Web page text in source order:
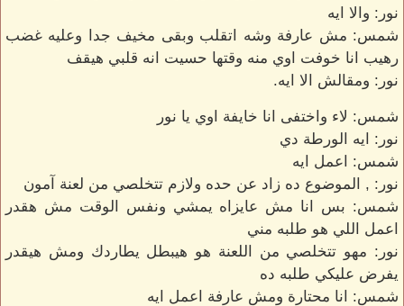
نور: والا ايه
شمس: مش عارفة وشه اتقلب وبقى مخيف جدا وعليه غضب
رهيب انا خوفت اوي منه وقتها حسيت انه قلبي هيقف
نور: ومقالش الا ايه.
شمس: لاء واختفى انا خايفة اوي يا نور
نور: ايه الورطة دي
شمس: اعمل ايه
نور: , الموضوع ده زاد عن حده ولازم تتخلصي من لعنة آمون
شمس: بس انا مش عايزاه يمشي ونفس الوقت مش هقدر
اعمل اللي هو طلبه مني
نور: مهو تتخلصي من اللعنة هو هيبطل يطاردك ومش هيقدر
يفرض عليكي طلبه ده
شمس: انا محتارة ومش عارفة اعمل ايه